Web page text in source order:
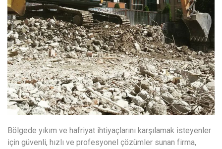
Bölgede yıkım ve hafriyat ihtiyaçlarını karşılamak isteyenler
için güvenli, hızlı ve profesyonel çözümler sunan firma,